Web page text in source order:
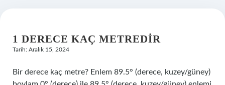
1 DERECE KAÇ METREDIR
Tarih: Aralık 15, 2024
Bir derece kaç metre? Enlem 89.5° (derece, kuzey/güney)